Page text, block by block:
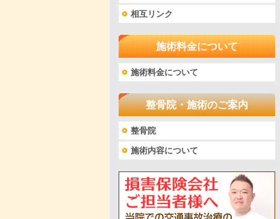
相互リンク
施術料金について
施術料金について
整骨院・施術のご案内
整骨院
施術内容について